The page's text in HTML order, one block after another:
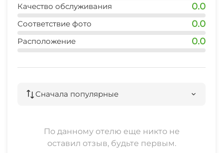
Качество обслуживания 0.0
Соответствие фото 0.0
Расположение 0.0
Сначала популярные
По данному отелю еще никто не
оставил отзыв, будьте первым.